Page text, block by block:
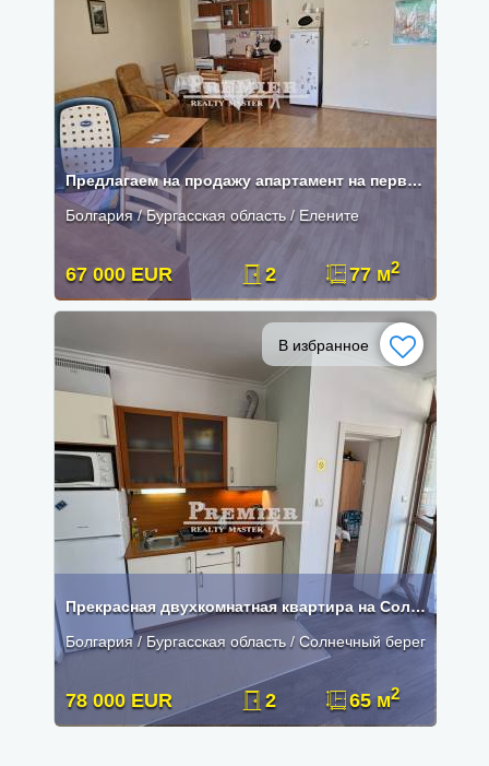
Предлагаем на продажу апартамент на первой линии курорта Елените
Болгария / Бургасская область / Елените
67 000 EUR 2 77 м2
В избранное
Прекрасная двухкомнатная квартира на Солнечном Берегу
Болгария / Бургасская область / Солнечный берег
78 000 EUR 2 65 м2